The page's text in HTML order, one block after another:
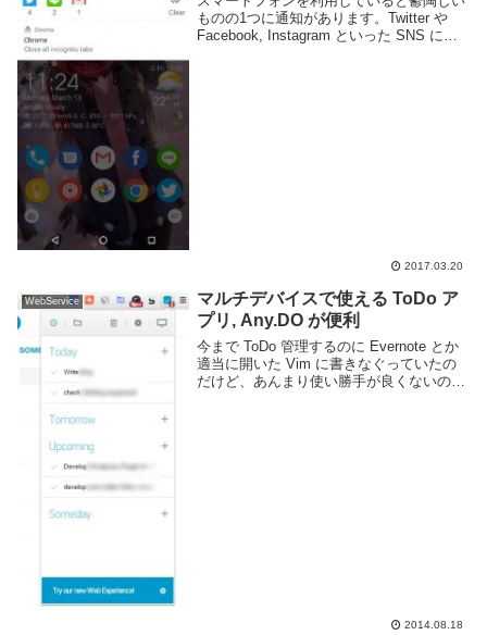
ものの1つに通知があります。Twitter や
Facebook, Instagram といった SNS に
2017.03.20
WebService
マルチデバイスで使える ToDo ア
プリ, Any.DO が便利
今まで ToDo 管理するのに Evernote とか
適当に開いた Vim に書きなぐっていたの
だけど、あんまり使い勝手が良くないので
2014.08.18